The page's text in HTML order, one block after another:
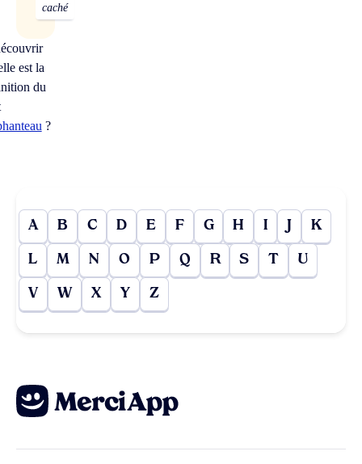
caché
est la
du
?
A B C D E F G H I J K
L M N O P Q R S T U
V W X Y Z